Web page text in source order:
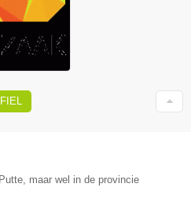
maar wel in de provincie